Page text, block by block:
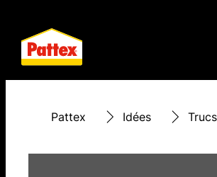
Pattex Idées